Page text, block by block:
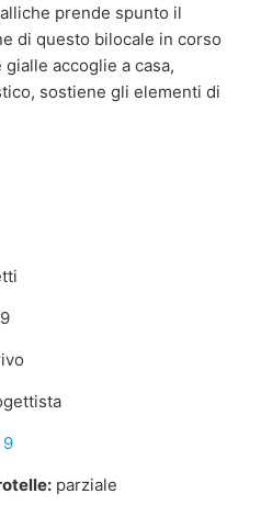
prende spunto il
di questo bilocale in corso
accoglie a casa,
sostiene gli elementi di
parziale